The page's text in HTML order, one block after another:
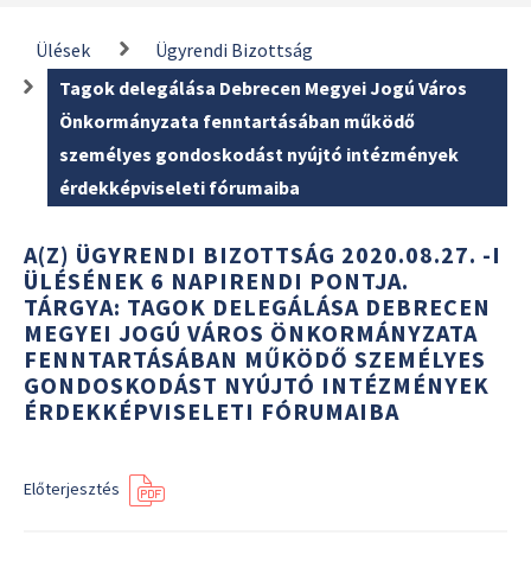
Ülések
Ügyrendi Bizottság
Tagok delegálása Debrecen Megyei Jogú Város
Önkormányzata fenntartásában működő
személyes gondoskodást nyújtó intézmények
érdekképviseleti fórumaiba
A(Z) ÜGYRENDI BIZOTTSÁG 2020.08.27. -I
ÜLÉSÉNEK 6 NAPIRENDI PONTJA.
TÁRGYA: TAGOK DELEGÁLÁSA DEBRECEN
MEGYEI JOGÚ VÁROS ÖNKORMÁNYZATA
FENNTARTÁSÁBAN MŰKÖDŐ SZEMÉLYES
GONDOSKODÁST NYÚJTÓ INTÉZMÉNYEK
ÉRDEKKÉPVISELETI FÓRUMAIBA
Előterjesztés